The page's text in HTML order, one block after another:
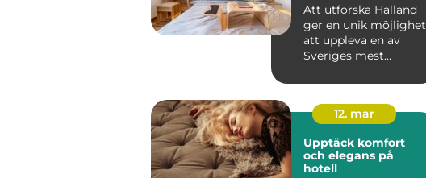
Att utforska Halland
ger en unik möjlighet
att uppleva en av
Sveriges mest
kustomr&ari...
12. mar
Upptäck komfort
och elegans på
hotell